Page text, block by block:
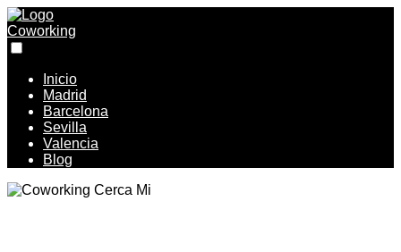
Inicio
Madrid
Barcelona
Sevilla
Valencia
Blog